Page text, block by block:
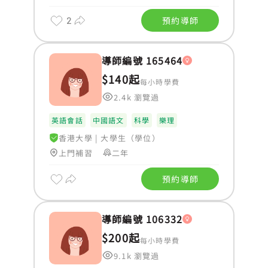
2 預約導師
導師編號 165464
$140起每小時學費
2.4k 瀏覽過
英語會話 中國語文 科學 樂理
香港大學 | 大學生（學位）
上門補習
二年
預約導師
導師編號 106332
$200起每小時學費
9.1k 瀏覽過